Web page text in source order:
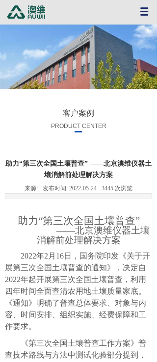
客户案例
PRODUCT CENTER
助力“第三次全国土壤普查” ——北京澳维仪器土
壤消解前处理解决方案
来源: 发布时间: 2022-05-24 3445 次浏览
助力“第三次全国土壤普查”
——北京澳维仪器土壤
消解前处理解决方案
2022年2 月 16日，国务院印发《关于开
展第三次全国土壤普查的通知》，决定自
2022年起开展第三次全国土壤普查，利用
四年时间全面查清农用地土壤质量家底。
《通知》明确了普查总体要求、对象与内
容、时间安排、组织实施、经费保障和工
作要求。
《第三次全国土壤普查工作方案》普
查技术路线与方法中测试化验部分提到，